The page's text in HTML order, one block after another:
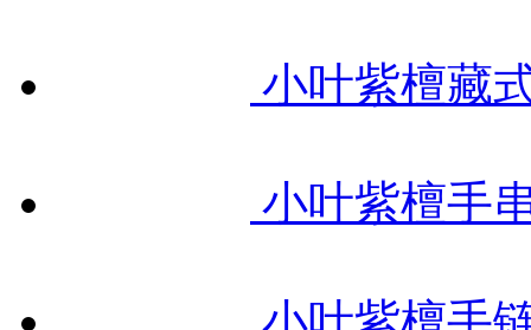
小叶紫檀藏
小叶紫檀手